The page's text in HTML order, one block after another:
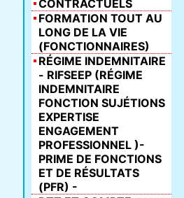
CONTRACTUELS
FORMATION TOUT AU
LONG DE LA VIE
(FONCTIONNAIRES)
RÉGIME INDEMNITAIRE
- RIFSEEP (RÉGIME
INDEMNITAIRE
FONCTION SUJÉTIONS
EXPERTISE
ENGAGEMENT
PROFESSIONNEL )-
PRIME DE FONCTIONS
ET DE RÉSULTATS
(PFR) -